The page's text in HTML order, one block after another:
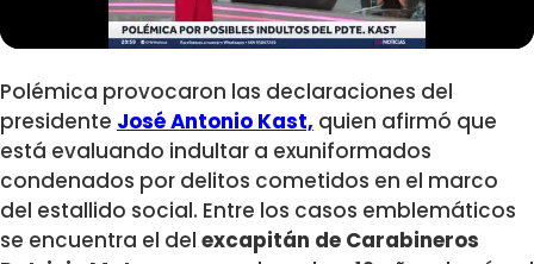
Polémica provocaron las declaraciones del
presidente José Antonio Kast, quien afirmó que
está evaluando indultar a exuniformados
condenados por delitos cometidos en el marco
del estallido social. Entre los casos emblemáticos
se encuentra el del excapitán de Carabineros